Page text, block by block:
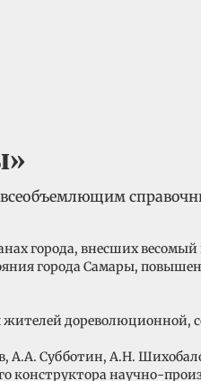
города, внесших весомый
города Самары,
дореволюционной,
Субботин, А.Н.
конструктора научно-